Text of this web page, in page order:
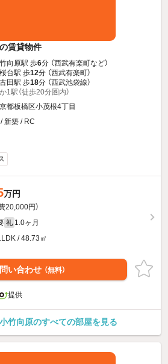
賃貸物件
向原駅 歩6分 （西武有楽町など）
台駅 歩12分 （西武有楽町）
田駅 歩18分 （西武池袋線）
1駅（徒歩20分圏内）
都板橋区小茂根4丁目
新築 / RC
万円
20,000円）
礼 1.0ヶ月
/ 48.73㎡
い合わせ （無料）
提供
竹向原のすべての部屋を見る